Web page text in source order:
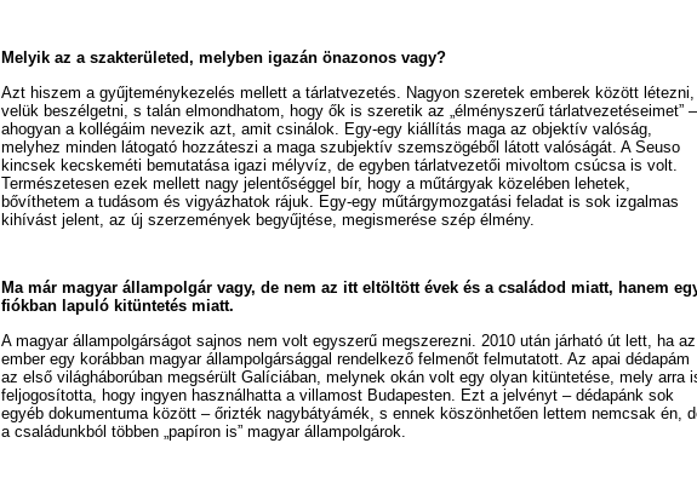
Melyik az a szakterületed, melyben igazán önazonos vagy?
Azt hiszem a gyűjteménykezelés mellett a tárlatvezetés. Nagyon szeretek emberek között létezni,
velük beszélgetni, s talán elmondhatom, hogy ők is szeretik az „élményszerű tárlatvezetéseimet” –
ahogyan a kollégáim nevezik azt, amit csinálok. Egy-egy kiállítás maga az objektív valóság,
melyhez minden látogató hozzáteszi a maga szubjektív szemszögéből látott valóságát. A Seuso
kincsek kecskeméti bemutatása igazi mélyvíz, de egyben tárlatvezetői mivoltom csúcsa is volt.
Természetesen ezek mellett nagy jelentőséggel bír, hogy a műtárgyak közelében lehetek,
bővíthetem a tudásom és vigyázhatok rájuk. Egy-egy műtárgymozgatási feladat is sok izgalmas
kihívást jelent, az új szerzemények begyűjtése, megismerése szép élmény.
Ma már magyar állampolgár vagy, de nem az itt eltöltött évek és a családod miatt, hanem
fiókban lapuló kitüntetés miatt.
A magyar állampolgárságot sajnos nem volt egyszerű megszerezni. 2010 után járható út lett, ha az
ember egy korábban magyar állampolgársággal rendelkező felmenőt felmutatott. Az apai dédapám
az első világháborúban megsérült Galíciában, melynek okán volt egy olyan kitüntetése, mely arra
feljogosította, hogy ingyen használhatta a villamost Budapesten. Ezt a jelvényt – dédapánk sok
egyéb dokumentuma között – őrizték nagybátyámék, s ennek köszönhetően lettem nemcsak én,
a családunkból többen „papíron is” magyar állampolgárok.